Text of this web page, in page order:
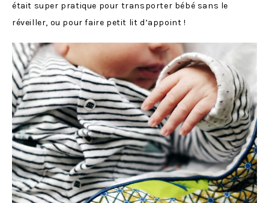
était super pratique pour transporter bébé sans le
réveiller, ou pour faire petit lit d’appoint !